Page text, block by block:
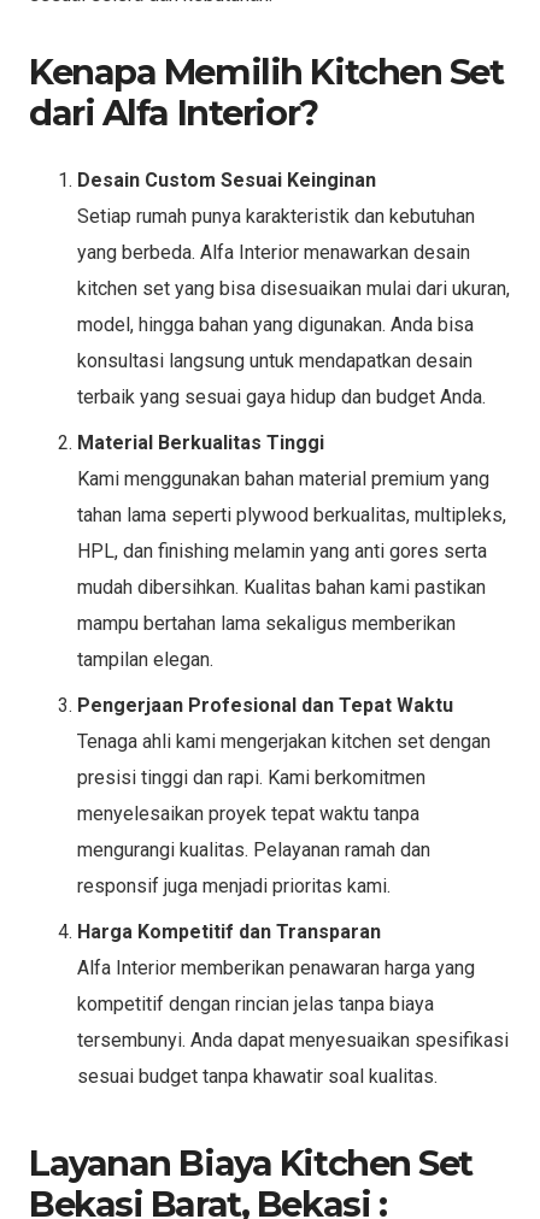
Kenapa Memilih Kitchen Set
dari Alfa Interior?
Desain Custom Sesuai Keinginan
Setiap rumah punya karakteristik dan kebutuhan
yang berbeda. Alfa Interior menawarkan desain
kitchen set yang bisa disesuaikan mulai dari ukuran,
model, hingga bahan yang digunakan. Anda bisa
konsultasi langsung untuk mendapatkan desain
terbaik yang sesuai gaya hidup dan budget Anda.
Material Berkualitas Tinggi
Kami menggunakan bahan material premium yang
tahan lama seperti plywood berkualitas, multipleks,
HPL, dan finishing melamin yang anti gores serta
mudah dibersihkan. Kualitas bahan kami pastikan
mampu bertahan lama sekaligus memberikan
tampilan elegan.
Pengerjaan Profesional dan Tepat Waktu
Tenaga ahli kami mengerjakan kitchen set dengan
presisi tinggi dan rapi. Kami berkomitmen
menyelesaikan proyek tepat waktu tanpa
mengurangi kualitas. Pelayanan ramah dan
responsif juga menjadi prioritas kami.
Harga Kompetitif dan Transparan
Alfa Interior memberikan penawaran harga yang
kompetitif dengan rincian jelas tanpa biaya
tersembunyi. Anda dapat menyesuaikan spesifikasi
sesuai budget tanpa khawatir soal kualitas.
Layanan Biaya Kitchen Set
Bekasi Barat, Bekasi :